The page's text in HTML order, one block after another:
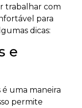
trabalhar com
para
dicas:
e
é uma maneira
permite